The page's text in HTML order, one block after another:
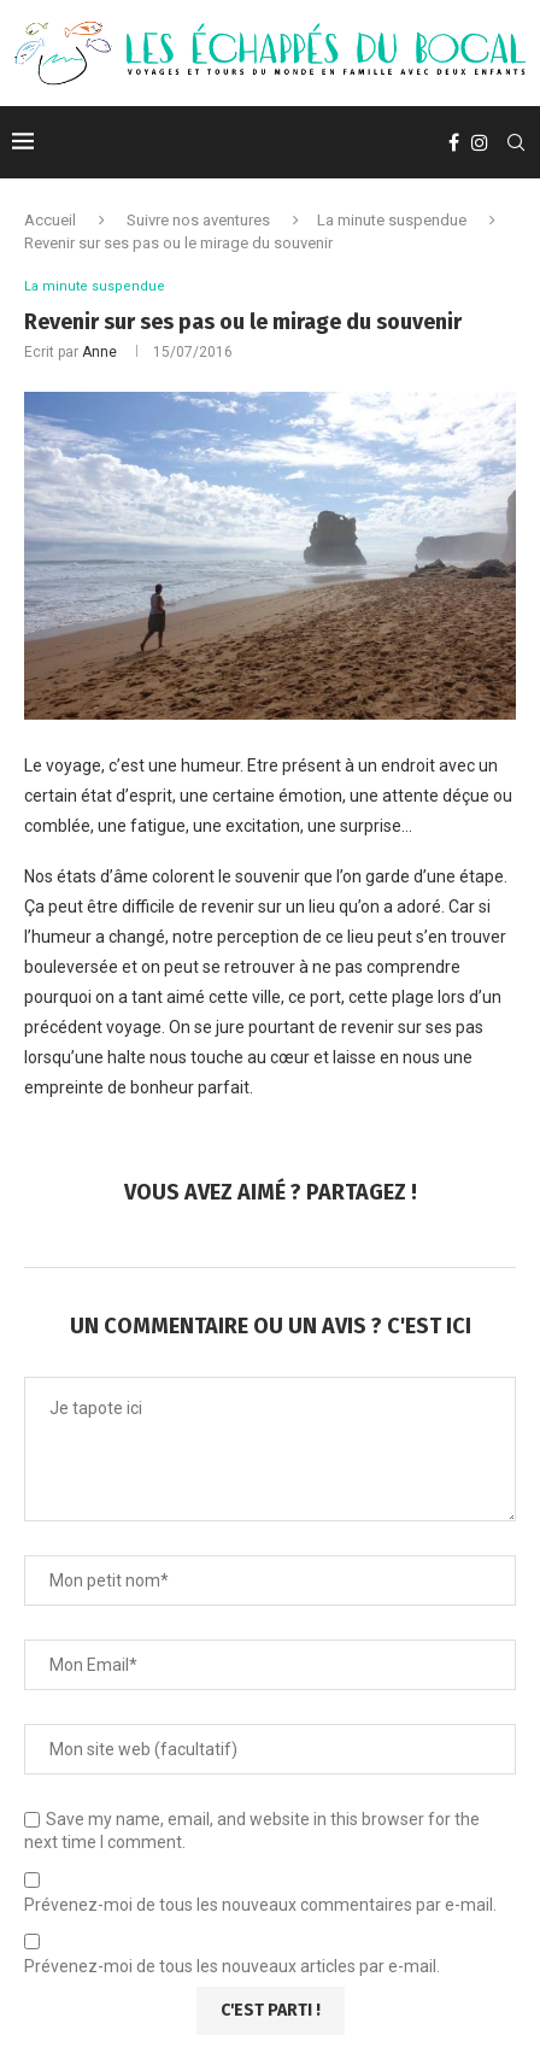
Accueil Suivre nos aventures
La minute suspendue
Revenir sur ses pas ou le mirage du souvenir
La minute suspendue
Revenir sur ses pas ou le mirage du souvenir
Ecrit par Anne 15/07/2016
Le voyage, c’est une humeur. Etre présent à un endroit avec un
certain état d’esprit, une certaine émotion, une attente déçue ou
comblée, une fatigue, une excitation, une surprise…
Nos états d’âme colorent le souvenir que l’on garde d’une étape.
Ça peut être difficile de revenir sur un lieu qu’on a adoré. Car si
l’humeur a changé, notre perception de ce lieu peut s’en trouver
bouleversée et on peut se retrouver à ne pas comprendre
pourquoi on a tant aimé cette ville, ce port, cette plage lors d’un
précédent voyage. On se jure pourtant de revenir sur ses pas
lorsqu’une halte nous touche au cœur et laisse en nous une
empreinte de bonheur parfait.
VOUS AVEZ AIMÉ ? PARTAGEZ !
UN COMMENTAIRE OU UN AVIS ? C'EST ICI
Save my name, email, and website in this browser for the
next time I comment.
Prévenez-moi de tous les nouveaux commentaires par e-mail.
Prévenez-moi de tous les nouveaux articles par e-mail.